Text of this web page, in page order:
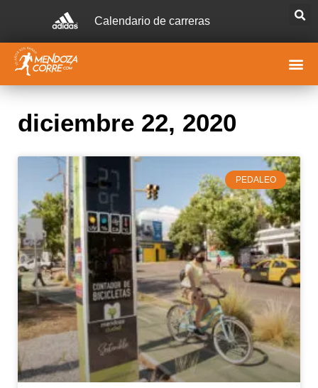
Calendario de carreras
diciembre 22, 2020
PEDALEO